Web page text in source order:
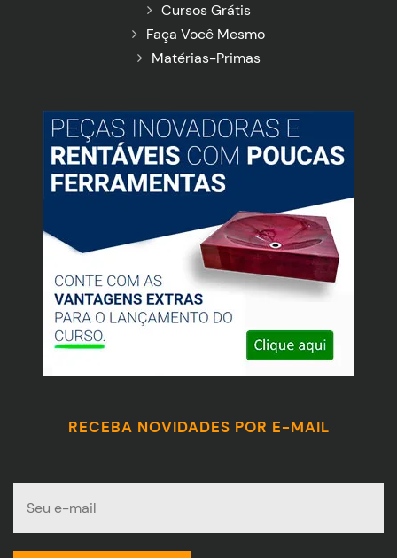
Cursos Grátis
Faça Você Mesmo
Matérias-Primas
RECEBA NOVIDADES POR E-MAIL